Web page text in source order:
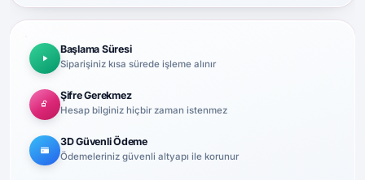
Başlama Süresi
Siparişiniz kısa sürede işleme alınır
Şifre Gerekmez
Hesap bilginiz hiçbir zaman istenmez
3D Güvenli Ödeme
Ödemeleriniz güvenli altyapı ile korunur